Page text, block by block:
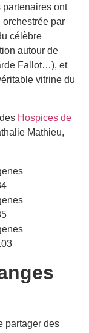
partenaires ont
par
célèbre
autour de
Fallot…), et
vitrine du
Hospices de
Mathieu,
partager des